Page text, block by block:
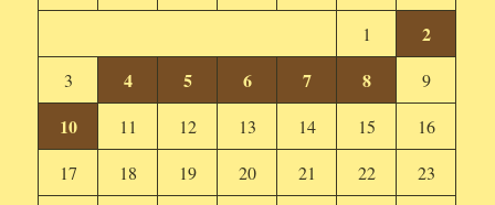
1
2
3 4 5 6 7 8 9
10 11 12 13 14 15
16
17
18 19 20 21 22
23